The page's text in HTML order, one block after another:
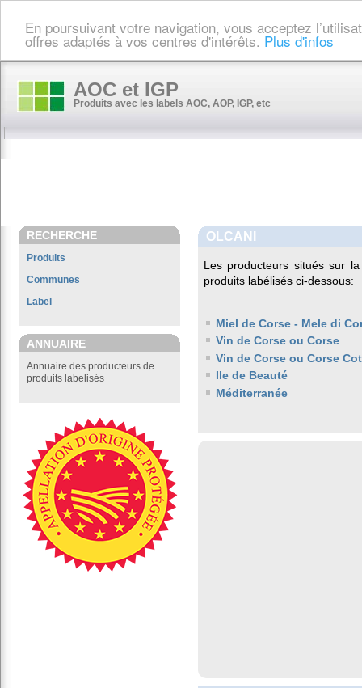
En poursuivant votre navigation, vous acceptez
offres adaptés à vos centres d'intérêts. Plus d'infos
AOC et IGP
Produits avec les labels AOC, AOP, IGP, etc
RECHERCHE
Produits
Communes
Label
ANNUAIRE
Annuaire des producteurs de
produits labelisés
OLCANI
Les producteurs situés sur
produits labélisés ci-dessous:
Miel de Corse - Mele di
Vin de Corse ou Corse
Vin de Corse ou Corse
Ile de Beauté
Méditerranée